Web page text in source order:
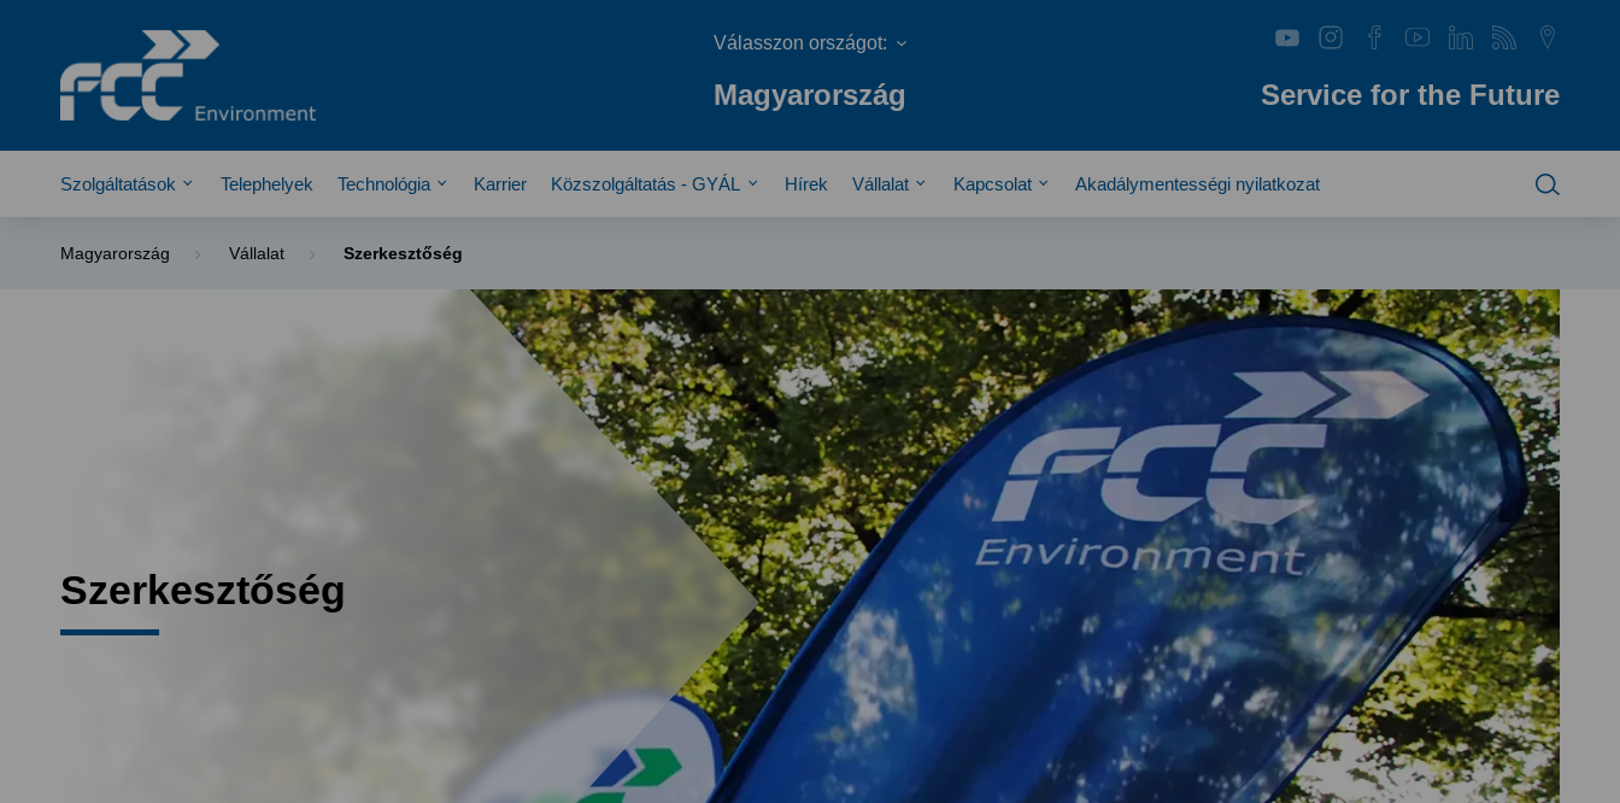
Magyarország Service for the Future
Szolgáltatások Telephelyek Technológia Karrier Közszolgáltatás - GYÁL Hírek Vállalat Kapcsolat Akadálymentességi nyilatkozat
Magyarország Vállalat Szerkesztőség
Szerkesztőség